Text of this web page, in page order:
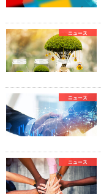
ニュース
ニュース
ニュース